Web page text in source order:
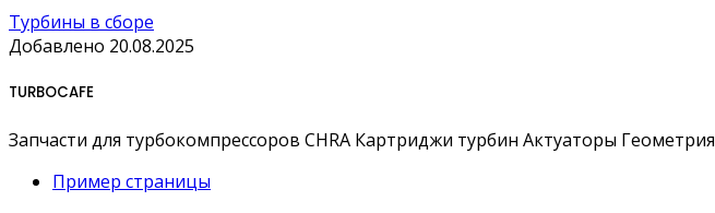
Турбины в сборе
Добавлено 20.08.2025
TURBOCAFE
Запчасти для турбокомпрессоров CHRA Картриджи турбин Актуаторы Геометрия
Пример страницы